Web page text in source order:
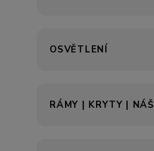
OSVĚTLENÍ
RÁMY | KRYTY |